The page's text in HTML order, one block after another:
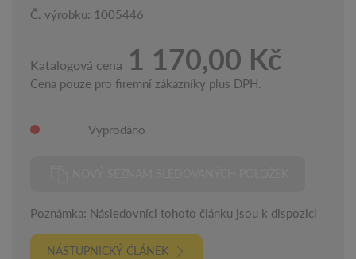
Č. výrobku: 1005446
Katalogová cena 1 170,00 Kč
Cena pouze pro firemní zákazníky plus DPH.
Vyprodáno
Poznámka: Následovníci tohoto článku jsou k dispozici
NÁSTUPNICKÝ ČLÁNEK